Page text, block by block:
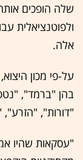
שלה הופכים
ולפוטנציאלית
אלה.
בהן "ברמד",
"דורות", "הזרע",
"עסקאות שהיו